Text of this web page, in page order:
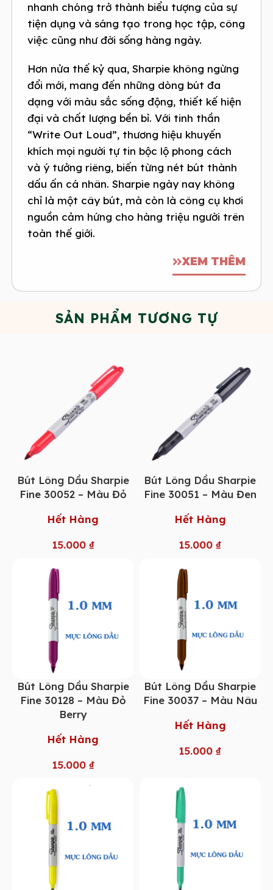
nhanh chóng trở thành biểu tượng của sự
tiện dụng và sáng tạo trong học tập, công
việc cũng như đời sống hàng ngày.
Hơn nửa thế kỷ qua, Sharpie không ngừng
đổi mới, mang đến những dòng bút đa
dạng với màu sắc sống động, thiết kế hiện
đại và chất lượng bền bỉ. Với tinh thần
“Write Out Loud”, thương hiệu khuyến
khích mọi người tự tin bộc lộ phong cách
và ý tưởng riêng, biến từng nét bút thành
dấu ấn cá nhân. Sharpie ngày nay không
chỉ là một cây bút, mà còn là công cụ khơi
nguồn cảm hứng cho hàng triệu người trên
toàn thế giới.
XEM THÊM
SẢN PHẨM TƯƠNG TỰ
Bút Lông Dầu Sharpie
Fine 30052 – Màu Đỏ
Hết Hàng
15.000 ₫
Bút Lông Dầu Sharpie
Fine 30051 – Màu Đen
Hết Hàng
15.000₫
Bút Lông Dầu Sharpie
Fine 30128 – Màu Đỏ
Berry
Hết Hàng
15.000 ₫
Bút Lông Dầu Sharpie
Fine 30037 – Màu Nâu
Hết Hàng
15.000₫